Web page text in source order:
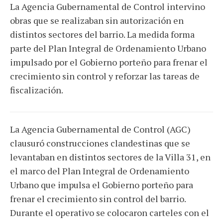
La Agencia Gubernamental de Control intervino
obras que se realizaban sin autorización en
distintos sectores del barrio. La medida forma
parte del Plan Integral de Ordenamiento Urbano
impulsado por el Gobierno porteño para frenar el
crecimiento sin control y reforzar las tareas de
fiscalización.
La Agencia Gubernamental de Control (AGC)
clausuró construcciones clandestinas que se
levantaban en distintos sectores de la Villa 31, en
el marco del Plan Integral de Ordenamiento
Urbano que impulsa el Gobierno porteño para
frenar el crecimiento sin control del barrio.
Durante el operativo se colocaron carteles con el